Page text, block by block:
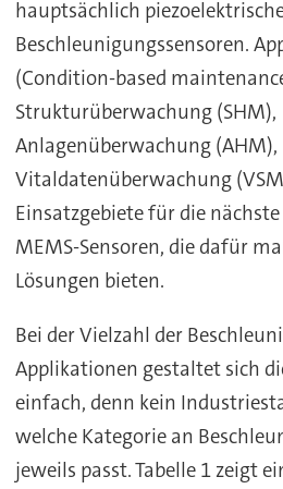
hauptsächlich
Beschleunigungssensoren.
(Condition-based
Strukturüberwachung (SHM),
Anlagenüberwachung (AHM),
Vitaldatenüberwachung
Einsatzgebiete für die
MEMS-Sensoren, die dafür
Lösungen bieten.
Bei der Vielzahl der
Applikationen gestaltet sich
einfach, denn kein
welche Kategorie an
jeweils passt. Tabelle 1 zeigt